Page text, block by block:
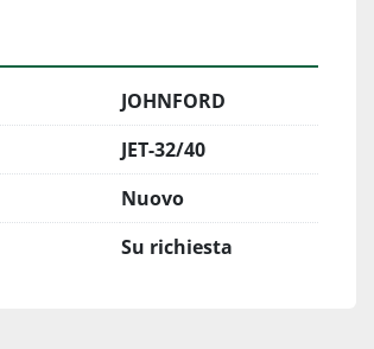
JOHNFORD
JET-32/40
Nuovo
Su richiesta